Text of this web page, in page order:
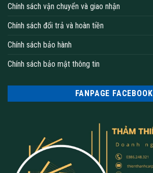
Chính sách vận chuyển và giao nhận
Chính sách đổi trả và hoàn tiền
Chính sách bảo hành
Chính sách bảo mật thông tin
FANPAGE FACEBOOK